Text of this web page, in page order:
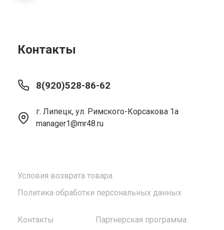
Условия возврата товара
Политика обработки персональных данных
Контакты Партнерская программа
Контакты
8(920)528-86-62
г. Липецк, ул. Римского-Корсакова 1а
manager1@mr48.ru